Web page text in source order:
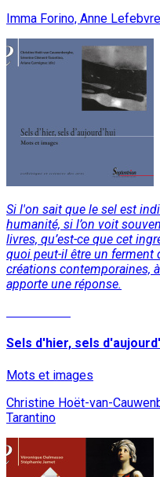
Imma Forino, Anne Lefebvre
Si l'on sait que le sel est
humanité, si l’on voit
livres, qu’est-ce que cet
quoi peut-il être un ferment
créations contemporaines,
apporte une réponse.
Sels d'hier, sels
Mots et images
Christine Hoët-van-
Tarantino